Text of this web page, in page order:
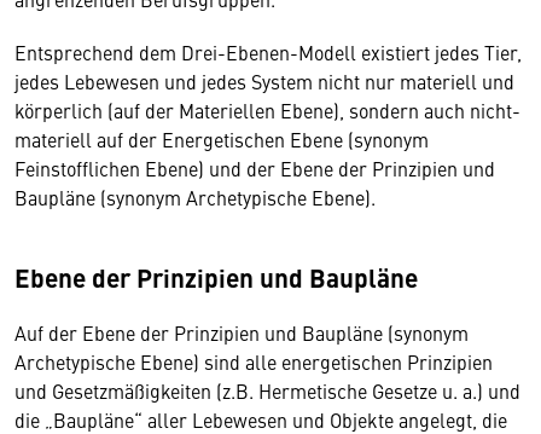
Entsprechend dem Drei-Ebenen-Modell existiert jedes Tier,
jedes Lebewesen und jedes System nicht nur materiell und
körperlich (auf der Materiellen Ebene), sondern auch nicht-
materiell auf der Energetischen Ebene (synonym
Feinstofflichen Ebene) und der Ebene der Prinzipien und
Baupläne (synonym Archetypische Ebene).
Ebene der Prinzipien und Baupläne
Auf der Ebene der Prinzipien und Baupläne (synonym
Archetypische Ebene) sind alle energetischen Prinzipien
und Gesetzmäßigkeiten (z.B. Hermetische Gesetze u. a.) und
die „Baupläne“ aller Lebewesen und Objekte angelegt, die